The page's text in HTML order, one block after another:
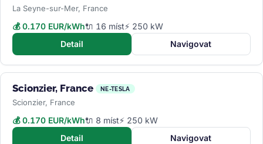
La Seyne-sur-Mer, France
💰 0.170 EUR/kWh🔌 16 míst⚡ 250 kW
Detail
Navigovat
Scionzier, France NE-TESLA
Scionzier, France
💰 0.170 EUR/kWh🔌 8 míst⚡ 250 kW
Detail
Navigovat